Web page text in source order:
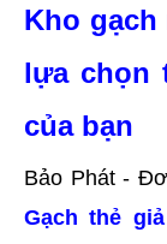
Kho gạch
lựa chọn
của bạn
Gạch thẻ